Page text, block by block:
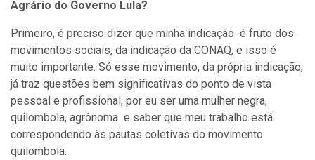
Agrário do Governo Lula?
Primeiro, é preciso dizer que minha indicação é fruto dos
movimentos sociais, da indicação da CONAQ, e isso é
muito importante. Só esse movimento, da própria indicação,
já traz questões bem significativas do ponto de vista
pessoal e profissional, por eu ser uma mulher negra,
quilombola, agrônoma e saber que meu trabalho está
correspondendo às pautas coletivas do movimento
quilombola.